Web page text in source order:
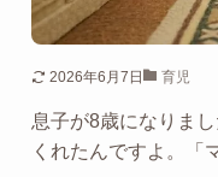
2026年6月7日 育児
息子が8歳になりま
くれたんですよ。「